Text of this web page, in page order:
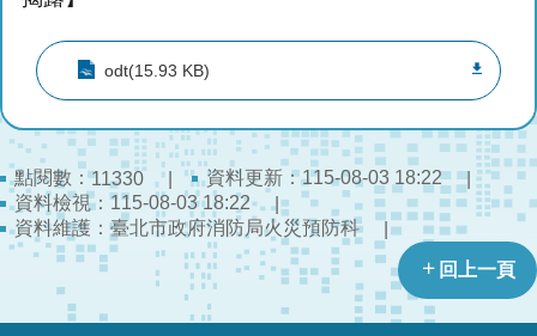
防
通
道
相
資
料
跑
馬
燈
odt(15.93 KB)
點閱數：11330
資料更新：115-08-03 18:22
資料檢視：115-08-03 18:22
資料維護：臺北市政府消防局火災預防科
回上一頁